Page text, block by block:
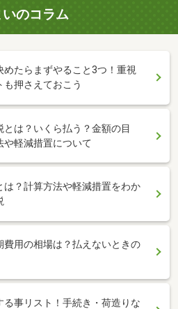
のコラム
めたらまずやること3つ！重視
も押さえておこう
とは？いくら払う？金額の目
や軽減措置について
は？計算方法や軽減措置をわか
費用の相場は？払えないときの
る事リスト！手続き・荷造りな